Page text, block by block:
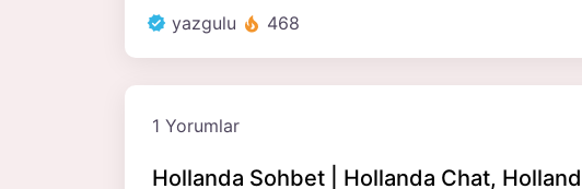
yazgulu 468
1 Yorumlar
Hollanda Sohbet | Hollanda Chat,